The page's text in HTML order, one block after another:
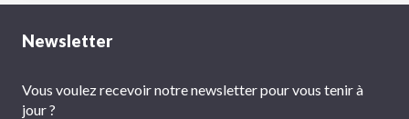
Newsletter
Vous voulez recevoir notre newsletter pour vous tenir à
jour ?